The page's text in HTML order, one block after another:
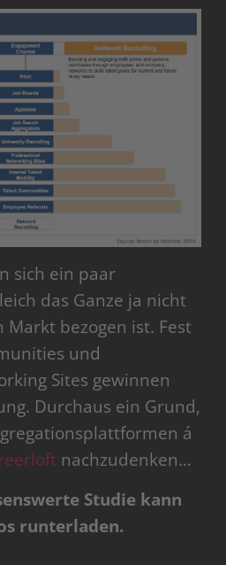
sich ein paar
das Ganze ja nicht
bezogen ist. Fest
und
Sites gewinnen
Durchaus ein Grund,
á
nachzudenken…
Studie kann
runterladen.